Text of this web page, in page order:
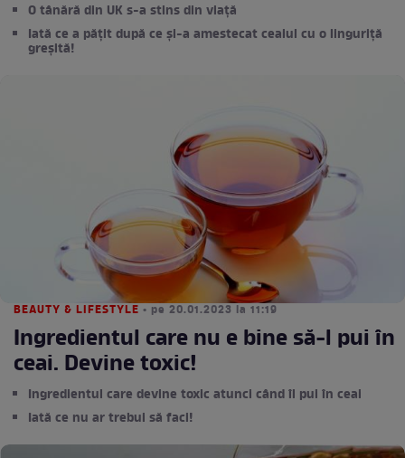
O tânără din UK s-a stins din viață
Iată ce a pățit după ce și-a amestecat ceaiul cu o linguriță
greșită!
BEAUTY & LIFESTYLE • pe 20.01.2023 la 11:19
Ingredientul care nu e bine să-l pui în
ceai. Devine toxic!
Ingredientul care devine toxic atunci când îl pui în ceai
Iată ce nu ar trebui să faci!